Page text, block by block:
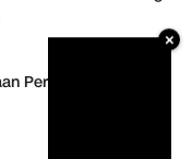
Perakitan HP
×